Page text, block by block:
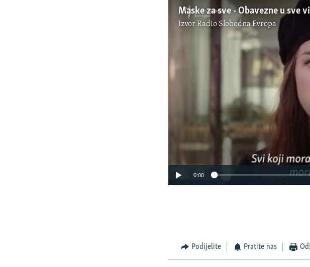
Maske za sve - Obavezne u sve
IzvorRadio Slobodna Evropa
Auto
No
0:00
Podijelite Pratite nas